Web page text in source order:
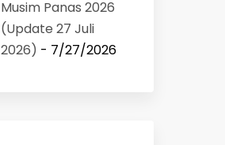
Musim Panas 2026
(Update 27 Juli
2026) - 7/27/2026